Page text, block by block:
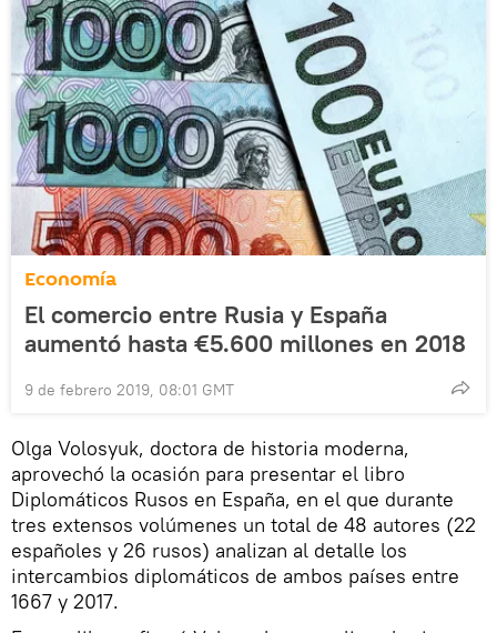
Economía
El comercio entre Rusia y España
aumentó hasta €5.600 millones en 2018
9 de febrero 2019, 08:01 GMT
Olga Volosyuk, doctora de historia moderna,
aprovechó la ocasión para presentar el libro
Diplomáticos Rusos en España, en el que durante
tres extensos volúmenes un total de 48 autores (22
españoles y 26 rusos) analizan al detalle los
intercambios diplomáticos de ambos países entre
1667 y 2017.